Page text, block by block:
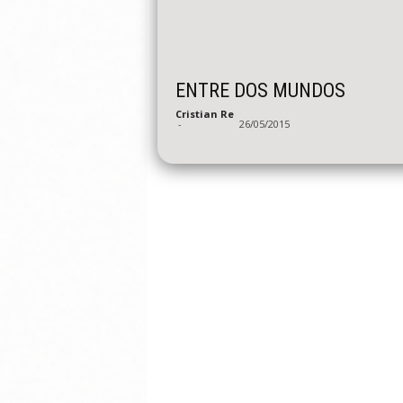
ENTRE DOS MUNDOS
Cristian Re
- 26/05/2015